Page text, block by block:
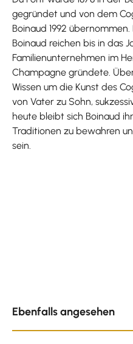
gegründet und von dem
Boinaud 1992
Boinaud reichen bis in das
Familienunternehmen im
Champagne gründete.
Wissen um die Kunst des
von Vater zu Sohn,
heute bleibt sich Boinaud
Traditionen zu bewahren
sein.
Ebenfalls angesehen